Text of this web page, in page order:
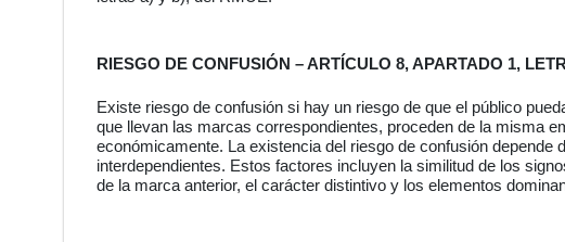
RIESGO DE CONFUSIÓN – ARTÍCULO 8, APARTADO 1,
Existe riesgo de confusión si hay un riesgo de que el público
que llevan las marcas correspondientes, proceden de la misma
económicamente. La existencia del riesgo de confusión depende
interdependientes. Estos factores incluyen la similitud de los
de la marca anterior, el carácter distintivo y los elementos